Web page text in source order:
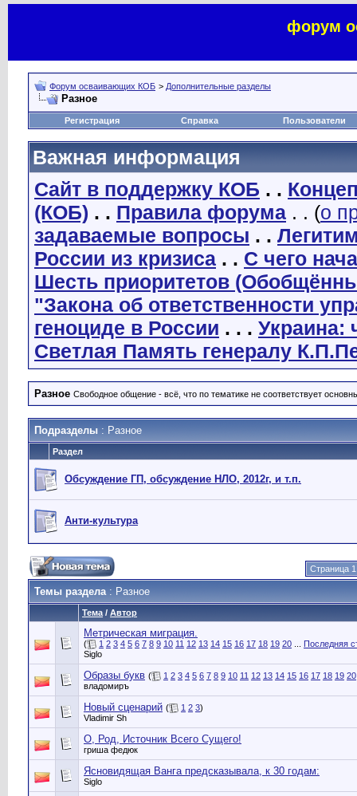
форум
Форум осваивающих КОБ > Дополнительные разделы
Разное
Регистрация Справка Пользователи
Важная информация
Сайт в поддержку КОБ . .
(КОБ) . . Правила форума . . (о
задаваемые вопросы . .
России из кризиса . . С чего
Шесть приоритетов
"Закона об ответственности
геноциде в России . . . Украина:
Светлая Память генералу
Разное Свободное общение - всё, что по тематике не соответствует
Подразделы : Разное
Раздел
Обсуждение ГП, обсуждение НЛО, 2012г, и т.п.
Анти-культура
Страница
Темы раздела: Разное
Тема / Автор
Метрическая миграция.
( 1 2 3 4 5 6 7 8 9 10 11 12 13 14 15 16 17 18 19 20
Последняя
Siglo
Образы букв ( 1 2 3 4 5 6 7 8 9 10 11 12 13 14 15 16 17 18 19 20
владомиръ
Новый сценарий ( 1 2 3)
Vladimir Sh
О, Род, Источник Всего Сущего!
гриша федюк
Ясновидящая Ванга предсказывала, к 30 годам:
Siglo